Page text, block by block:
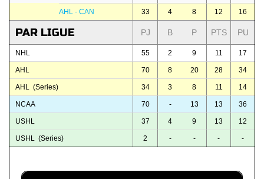
AHL - CAN 33 4 8 12 16
PAR LIGUE PJ B P PTS PU
NHL 55 2 9 11 17
AHL 70 8 20 28 34
AHL (Series) 34 3 8 11 14
NCAA 70 - 13 13 36
USHL 37 4 9 13 12
USHL (Series) 2 - - - -